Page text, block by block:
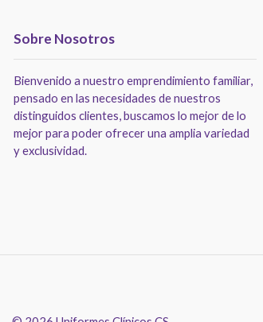
Sobre Nosotros
Bienvenido a nuestro emprendimiento familiar,
pensado en las necesidades de nuestros
distinguidos clientes, buscamos lo mejor de lo
mejor para poder ofrecer una amplia variedad
y exclusividad.